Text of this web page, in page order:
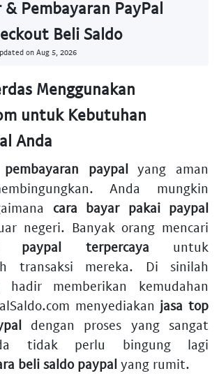
& Pembayaran PayPal
Beli Saldo
on Aug 5, 2026
Menggunakan
untuk Kebutuhan
Anda
pembayaran paypalyang aman
Anda mungkin
cara bayar pakai paypal
negeri. Banyak orang mencari
paypal terpercaya untuk
transaksi mereka. Di sinilah
hadir memberikan kemudahan
menyediakan jasa top
dengan proses yang sangat
tidak perlu bingung lagi
beli saldo paypal yang rumit.